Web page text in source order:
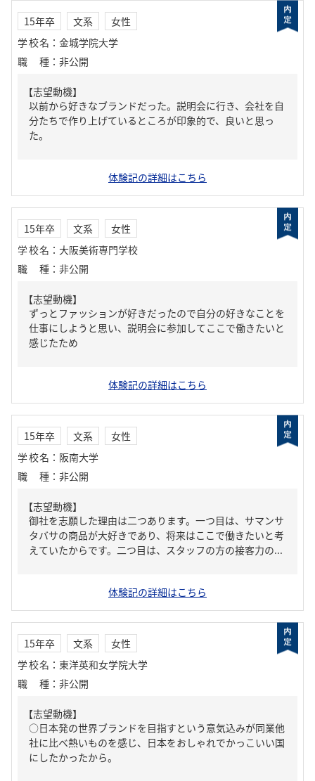
15年卒 文系
女性
学校名 ： 金城学院大学
職種 ： 非公開
【志望動機】
以前から好きなブランドだった。説明会に行き、会社を自
分たちで作り上げているところが印象的で、良いと思っ
た。
体験記の詳細はこちら
15年卒 文系
女性
学校名 ： 大阪美術専門学校
職種 ： 非公開
【志望動機】
ずっとファッションが好きだったので自分の好きなことを
仕事にしようと思い、説明会に参加してここで働きたいと
感じたため
体験記の詳細はこちら
15年卒 文系
女性
学校名 ： 阪南大学
職種 ： 非公開
【志望動機】
御社を志願した理由は二つあります。一つ目は、サマンサ
タバサの商品が大好きであり、将来はここで働きたいと考
えていたからです。二つ目は、スタッフの方の接客力の...
体験記の詳細はこちら
15年卒 文系
女性
学校名 ： 東洋英和女学院大学
職種 ： 非公開
【志望動機】
○日本発の世界ブランドを目指すという意気込みが同業他
社に比べ熱いものを感じ、日本をおしゃれでかっこいい国
にしたかったから。